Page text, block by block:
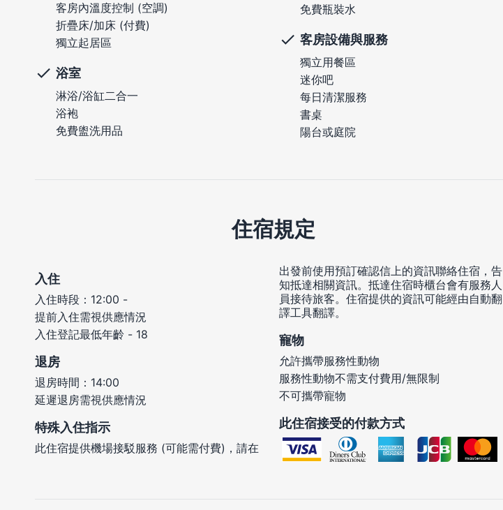
客房內溫度控制 (空調)
折疊床/加床 (付費)
獨立起居區
浴室
淋浴/浴缸二合一
浴袍
免費盥洗用品
免費瓶裝水
客房設備與服務
獨立用餐區
迷你吧
每日清潔服務
書桌
陽台或庭院
住宿規定
入住
入住時段：12:00 -
提前入住需視供應情況
入住登記最低年齡 - 18
退房
退房時間：14:00
延遲退房需視供應情況
特殊入住指示
此住宿提供機場接駁服務 (可能需付費)，請在
出發前使用預訂確認信上的資訊聯絡住宿，告
知抵達相關資訊。抵達住宿時櫃台會有服務人
員接待旅客。住宿提供的資訊可能經由自動翻
譯工具翻譯。
寵物
允許攜帶服務性動物
服務性動物不需支付費用/無限制
不可攜帶寵物
此住宿接受的付款方式